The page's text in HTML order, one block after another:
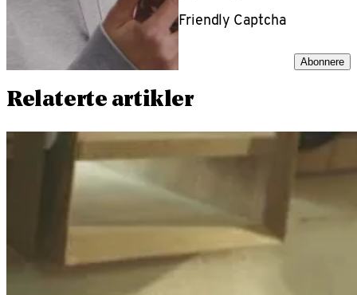
Friendly Captcha
Abonnere
Relaterte artikler